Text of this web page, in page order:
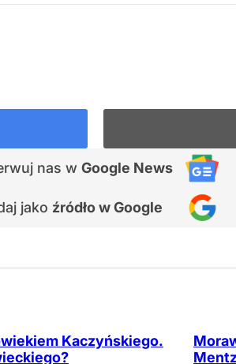
nas w Google News
jako źródło w Google
Kaczyńskiego.